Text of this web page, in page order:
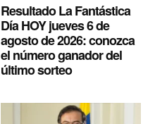
Resultado La Fantástica
Día HOY jueves 6 de
agosto de 2026: conozca
el número ganador del
último sorteo